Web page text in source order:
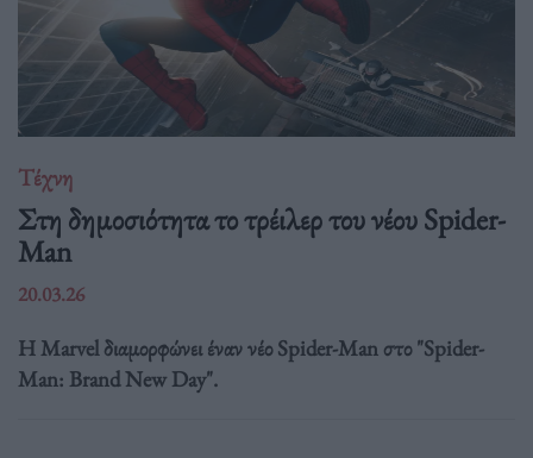
Τέχνη
Στη δημοσιότητα το τρέιλερ του νέου Spider-
Man
20.03.26
Η Marvel διαμορφώνει έναν νέο Spider-Man στο "Spider-
Man: Brand New Day".